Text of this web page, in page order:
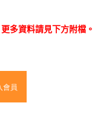
多資料請見下方附檔。
會員